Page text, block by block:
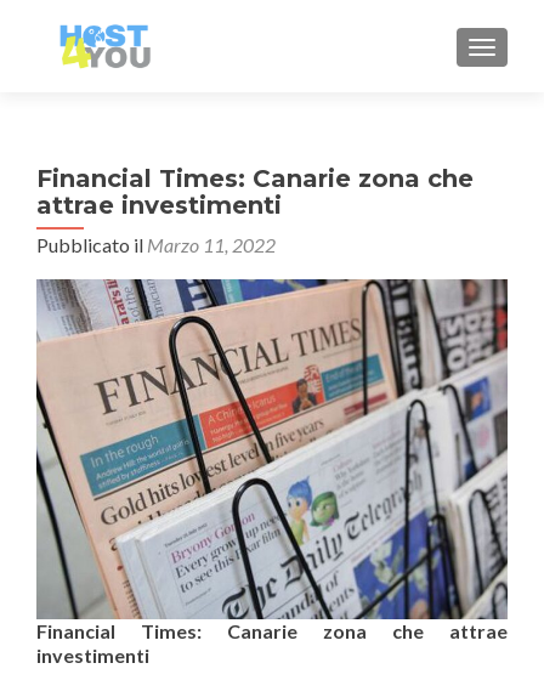
Financial Times: Canarie zona che
attrae investimenti
Pubblicato il Marzo 11, 2022
Financial Times: Canarie zona che attrae
investimenti